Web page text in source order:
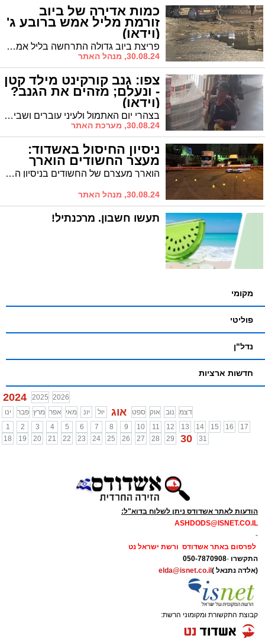
כמות אדירה של ביוב
זורמת מליל אמש ברובע ג'
(וידאו)
פריצת ביוב גדולה התרחשה בליל אמש באזור ג' באשדוד. כתוצאה מכך כמות גדולה של ביוב זורמת אל נקז הגשם ומשם עשויה להגיע לנחל לכיש
30.08.24, מנהל האתר
צפו: גנב קורקינט מילד קטן
- ונעלם; מזהים את הגנב?
(וידאו)
בצהרי יום האתמול ולעיני עוברים ושבים במרכז כלניות ברובע ח', ניצל החשוד רגע של הסחת דעת וגנב קורקינט חשמלי יקר מילד קטן. אם אתם מזהים את הגנב - צרו קשר. הפרטים בפנים
30.08.24, מערכת האתר
ניסיון החיסול באשדוד:
מעצר החשודים הוארך
הוארך מעצרם של החשודים בניסיון החיסול שאירע ברובע ב' בעיר. אחד העצורים בפרשה כבר נעצר לפני כחצי שנה בניסיון החיסול שאירע בסמוך לאולם אירועים בבני דרום
30.08.24, מנהל האתר
תעשו חשבון. מרכנתיל!
מקומי
פוליטי
נדל"ן
חדשות ארציות
2024 2025 2026
ינו
פבר מרץ אפר מאי יונ יול אוג ספט אוק נוב
דצמ
1
2 3 4 5 6 7 8 9 10 11 12 13 14 15 16
17
18
19 20 21 22 23 24 25 26 27 28 29 30 31
הודעות לאתר אשדודס ניתן לשלוח בדוא"ל:
ASHDODS@ISNET.CO.IL
-
לפרסום באתר אשדודס ורשת ישראל נט
התקשרו -
050-7870908
(אלדה נתנאל ) elda@isnet.co.il
קבוצת התקשורת ומקומוני הרשת: